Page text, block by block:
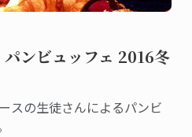
ンビュッフェ 2016冬
スの生徒さんによるパンビ